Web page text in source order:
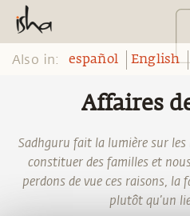
Also in: español English
Affaires
Sadhguru fait la lumière sur
constituer des familles et
perdons de vue ces raisons, la
plutôt qu’un